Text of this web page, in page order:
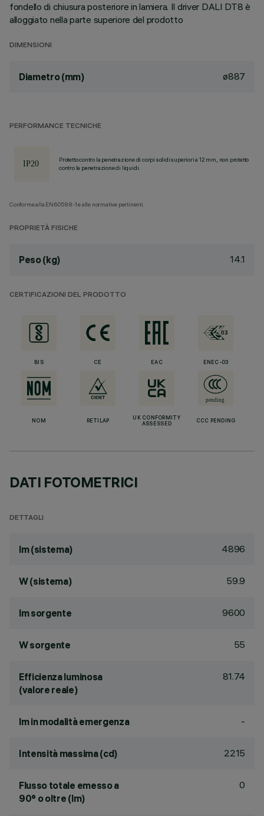
fondello di chiusura posteriore in lamiera. Il driver DALI DT8 è
alloggiato nella parte superiore del prodotto
DIMENSIONI
Diametro (mm) ø887
PERFORMANCE TECNICHE
Protetto contro la penetrazione di corpi solidi superiori a 12 mm, non protetto
contro la penetrazione di liquidi.
Conforme alla EN60598-1 e alle normative pertinenti.
PROPRIETÀ FISICHE
Peso (kg) 14.1
CERTIFICAZIONI DEL PRODOTTO
BIS CE EAC ENEC-03
NOM RETILAP
UK CONFORMITY
ASSESSED
CCC PENDING
DATI FOTOMETRICI
DETTAGLI
lm (sistema) 4896
W (sistema) 59.9
lm sorgente 9600
W sorgente 55
Efficienza luminosa
(valore reale)
81.74
lm in modalità emergenza -
Intensità massima (cd) 2215
Flusso totale emesso a
90° o oltre (lm)
0